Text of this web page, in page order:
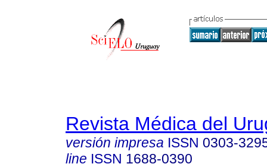
Revista Médica del
versión impresa ISSN 0303-
line ISSN 1688-0390